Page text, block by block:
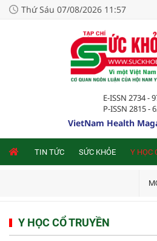
Thứ Sáu 07/08/2026 11:57
E-ISSN 2734 -
P-ISSN 2815 -
VietNam Health
TIN TỨC SỨC KHỎE Y HỌC
Y HỌC CỔ TRUYỀN